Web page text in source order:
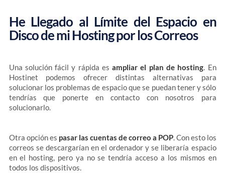
He Llegado al Límite del Espacio en
Disco de mi Hosting por los Correos
Una solución fácil y rápida esampliar el plan de hosting. En
Hostinet podemos ofrecer distintas alternativas para
solucionar los problemas de espacio que se puedan tener y sólo
tendrías que ponerte en contacto con nosotros para
solucionarlo.
Otra opción es pasar las cuentas de correo a POP. Con esto los
correos se descargarían en el ordenador y se liberaría espacio
en el hosting, pero ya no se tendría acceso a los mismos en
todos los dispositivos.